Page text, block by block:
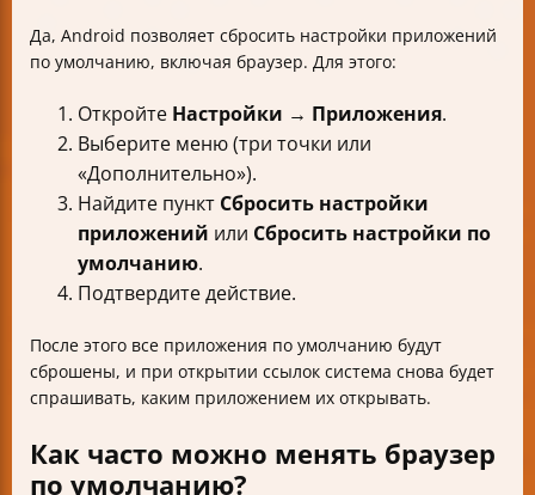
Да, Android позволяет сбросить настройки приложений
по умолчанию, включая браузер. Для этого:
Откройте Настройки → Приложения.
Выберите меню (три точки или
«Дополнительно»).
Найдите пункт Сбросить настройки
приложений или Сбросить настройки по
умолчанию.
Подтвердите действие.
После этого все приложения по умолчанию будут
сброшены, и при открытии ссылок система снова будет
спрашивать, каким приложением их открывать.
Как часто можно менять браузер
по умолчанию?